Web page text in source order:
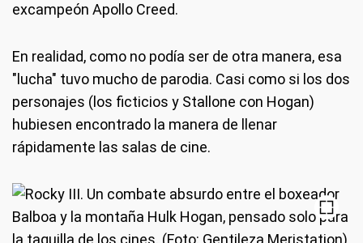
excampeón Apollo Creed.
En realidad, como no podía ser de otra manera, esa
"lucha" tuvo mucho de parodia. Casi como si los dos
personajes (los ficticios y Stallone con Hogan)
hubiesen encontrado la manera de llenar
rápidamente las salas de cine.